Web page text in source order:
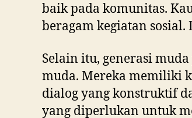
baik pada komunitas.
beragam kegiatan
Selain itu, generasi
muda. Mereka memiliki
dialog yang konstruktif
yang diperlukan untuk